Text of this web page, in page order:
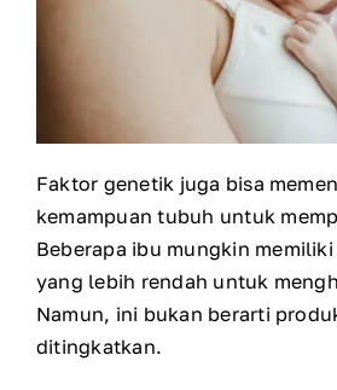
Faktor genetik juga bisa
kemampuan tubuh untuk
Beberapa ibu mungkin
yang lebih rendah untuk
Namun, ini bukan berarti
ditingkatkan.